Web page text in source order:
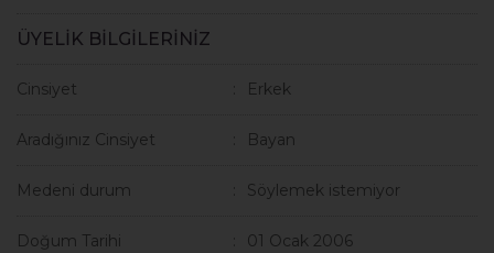
ÜYELİK BİLGİLERİNİZ
Cinsiyet Erkek
Aradığınız Cinsiyet Bayan
Medeni durum Söylemek istemiyor
Doğum Tarihi 01 Ocak 2006